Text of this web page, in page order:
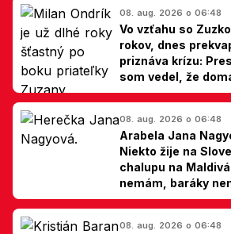
08. aug. 2026 o 06:48
Vo vzťahu so
rokov, dnes
priznáva krízu:
som vedel, že
hovorí Milan Ondrík
08. aug. 2026 o 06:48
Arabela Jana
Niekto žije na
chalupu na
nemám, baráky
Slovákom
08. aug. 2026 o 06:48